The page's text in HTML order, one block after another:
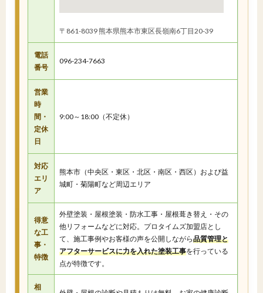
〒861-8039 熊本県熊本市東区長嶺南6丁目20-39
電話
番号
096-234-7663
営業
時
間・
定休
日
9:00～18:00（不定休）
対応
エリ
ア
熊本市（中央区・東区・北区・南区・西区）および益
城町・菊陽町など周辺エリア
得意
な工
事・
特徴
外壁塗装・屋根塗装・防水工事・屋根葺き替え・その
他リフォームなどに対応。プロタイムズ加盟店とし
て、施工事例やお客様の声を公開しながら品質管理と
アフターサービスに力を入れた塗装工事を行っている
点が特徴です。
相